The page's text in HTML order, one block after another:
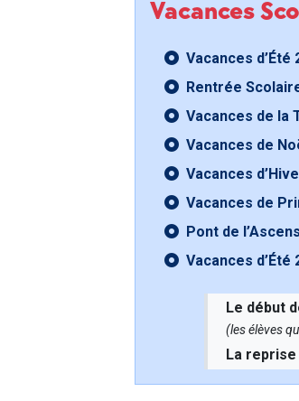
Vacances
Vacances d’Été
Rentrée
Vacances de la
Vacances de
Vacances
Vacances de
Pont de
Vacances d’Été
Le début
(les élèves
La